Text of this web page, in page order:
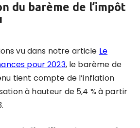
du barème de l’impôt
vu dans notre article Le
pour 2023, le barème de
tient compte de l’inflation
à hauteur de 5,4 % à partir